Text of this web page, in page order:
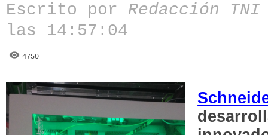
Escrito por Redacción
las 14:57:04
4750